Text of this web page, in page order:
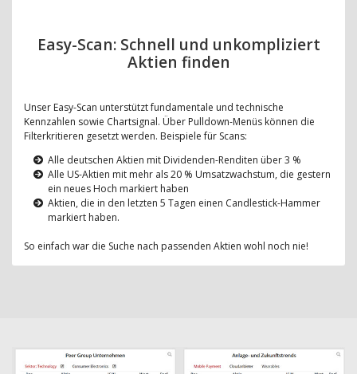
Easy-Scan: Schnell und unkompliziert
Aktien finden
Unser Easy-Scan unterstützt fundamentale und technische
Kennzahlen sowie Chartsignal. Über Pulldown-Menüs können die
Filterkritieren gesetzt werden. Beispiele für Scans:
Alle deutschen Aktien mit Dividenden-Renditen über 3 %
Alle US-Aktien mit mehr als 20 % Umsatzwachstum, die gestern
ein neues Hoch markiert haben
Aktien, die in den letzten 5 Tagen einen Candlestick-Hammer
markiert haben.
So einfach war die Suche nach passenden Aktien wohl noch nie!